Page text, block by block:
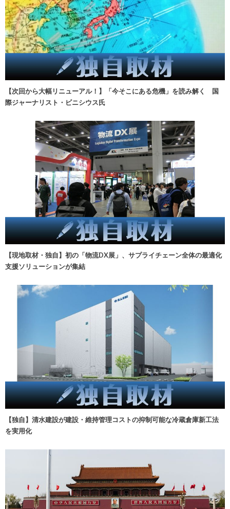
【次回から大幅リニューアル！】「今そこにある危機」を読み解く 国
際ジャーナリスト・ビニシウス氏
【現地取材・独自】初の「物流DX展」、サプライチェーン全体の最適化
支援ソリューションが集結
【独自】清水建設が建設・維持管理コストの抑制可能な冷蔵倉庫新工法
を実用化